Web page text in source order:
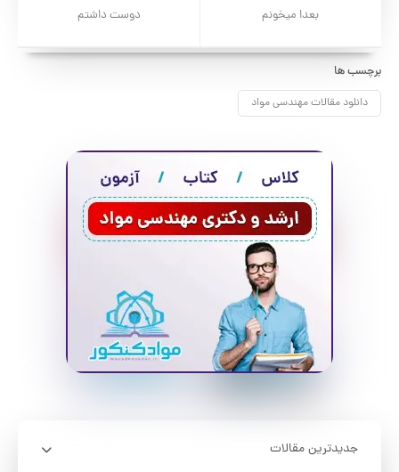
بعدا میخونم دوست داشتم
برچسب ها
دانلود مقالات مهندسی مواد
جدیدترین مقالات